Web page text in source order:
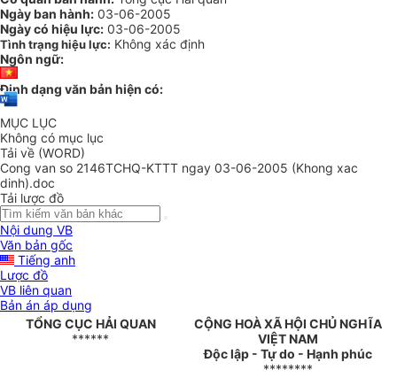
Ngày ban hành: 03-06-2005
Ngày có hiệu lực: 03-06-2005
Tình trạng hiệu lực: Không xác định
Ngôn ngữ:
Định dạng văn bản hiện có:
MỤC LỤC
Không có mục lục
Tải về (WORD)
Cong van so 2146TCHQ-KTTT ngay 03-06-2005 (Khong xac
dinh).doc
Tải lược đồ
Nội dung VB
Văn bản gốc
Tiếng anh
Lược đồ
VB liên quan
Bản án áp dụng
TỔNG CỤC HẢI QUAN
******
CỘNG HOÀ XÃ HỘI CHỦ NGHĨA
VIỆT NAM
Độc lập - Tự do - Hạnh phúc
********